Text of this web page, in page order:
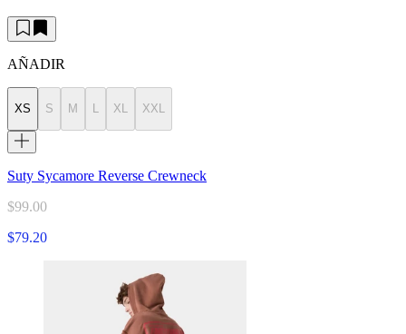
AÑADIR
XS S M L XL XXL
Suty Sycamore Reverse Crewneck
$99.00
$79.20